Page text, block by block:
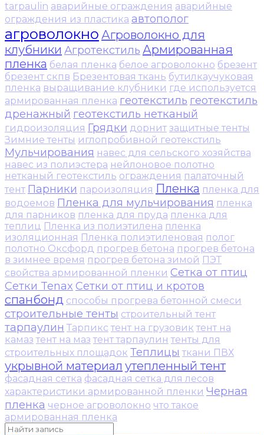
tarpaulin аварийные ограждения аварийные
ограждения из пластика автополог
агроволокно Агроволокно для
клубники Агротекстиль Армированная
пленка белая пленка белое агроволокно брезент
брезент скпв Брезентовая ткань бутилкаучуковая
пленка выращивание клубники где используется
армированная пленка геотекстиль геотекстиль
дренажный геотекстиль нетканый
гидроизоляция Грядки дорнит защитные тенты
Зимние тенты иглопробивной геотекстиль
Мульчирования навес для сельского хозяйства
навес из полиэстера нейлоновое полотно
нетканый геотекстиль ограждения палаточный
тент Парники пароизоляция Пленка пленка для
водоемов Пленка для мульчирования пленка
для парников пленка для пруда пленка для
теплиц Пленка из полиэтилена пленка
изоляционная Пленка полиэтиленовая полог
полотно Оксфорд прогрев бетона прогрев бетона
в зимнее время прогрев бетона зимой ПЭТ
свойства армированной пленки Сетка от птиц
Сетки Tenax Сетки от птиц и кротов
спанбонд способы прогрева бетонной смеси
строительные тенты строительный тент
тарпаулин Тарпикс тент на грузовик тент на
камаз тент на маз тент тарпаулин тенты для
строительных площадок Теплицы ткани ПВХ
укрывной материал утепленный тент
фасадная сетка фасадная сетка для лесов
характеристики армированной пленки Черная
пленка черное агроволокно что такое
армированная пленка